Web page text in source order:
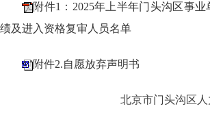
附件1：2025年上半年门头沟区事
绩及进入资格复审人员名单
附件2.自愿放弃声明书
北京市门头沟区